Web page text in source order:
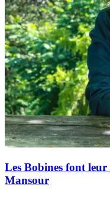
Les Bobines font
Mansour